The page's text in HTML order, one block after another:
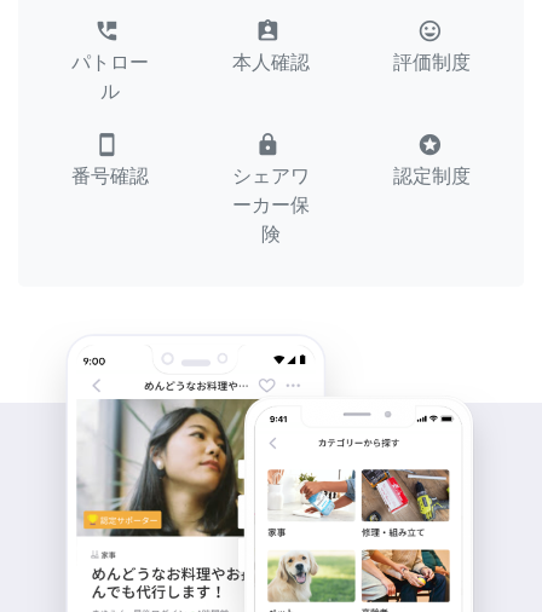
perm_phone_msg
パトロー
ル
assignment_ind
本人確認
tag_faces
評価制度
smartphone
番号確認
lock
シェアワ
ーカー保
険
stars
認定制度